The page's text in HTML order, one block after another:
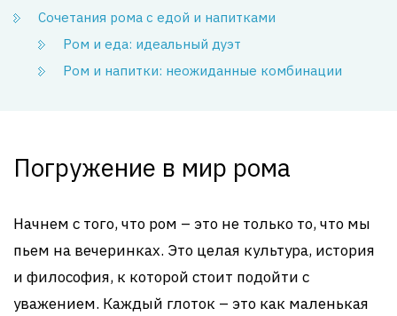
Сочетания рома с едой и напитками
Ром и еда: идеальный дуэт
Ром и напитки: неожиданные комбинации
Погружение в мир рома
Начнем с того, что ром – это не только то, что мы
пьем на вечеринках. Это целая культура, история
и философия, к которой стоит подойти с
уважением. Каждый глоток – это как маленькая